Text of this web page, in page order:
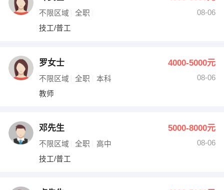
不限区域 全职
08-06
技工/普工
罗女士 4000-5000元
不限区域 全职 本科
08-06
教师
邓先生 5000-8000元
不限区域 全职 高中
08-06
技工/普工